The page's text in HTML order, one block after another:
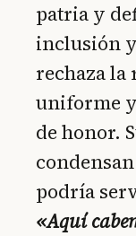
patria y
inclusión
rechaza la
uniforme
de honor.
podría
«Aquí